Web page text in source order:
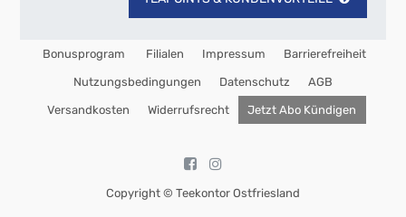
Bonusprogram Filialen Impressum Barrierefreiheit
Nutzungsbedingungen Datenschutz AGB
Versandkosten Widerrufsrecht Jetzt Abo Kündigen
Copyright © Teekontor Ostfriesland